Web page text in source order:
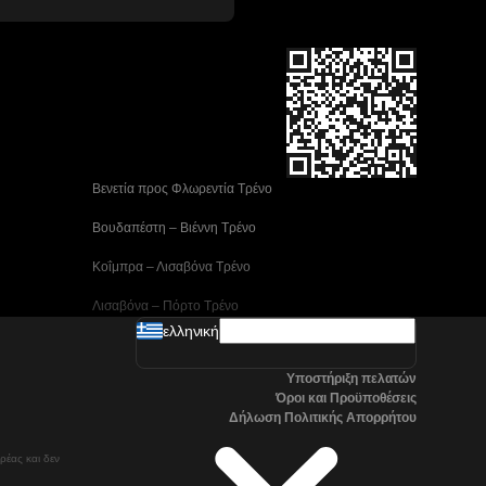
Βενετία προς Φλωρεντία Τρένο
Βουδαπέστη – Βιέννη Tρένο
Κοΐμπρα – Λισαβόνα Τρένο
Λισαβόνα – Πόρτο Tρένο
Μαδρίτη προς Αλικάντε Τρένα
Στοκχόλμη προς Γκέτεμποργκ Τρένα
Τρένα Τσανγκγουόν προς Σεούλ
και δεν
ελληνική
Υποστήριξη πελατών
Όροι και Προϋποθέσεις
Δήλωση Πολιτικής Απορρήτου